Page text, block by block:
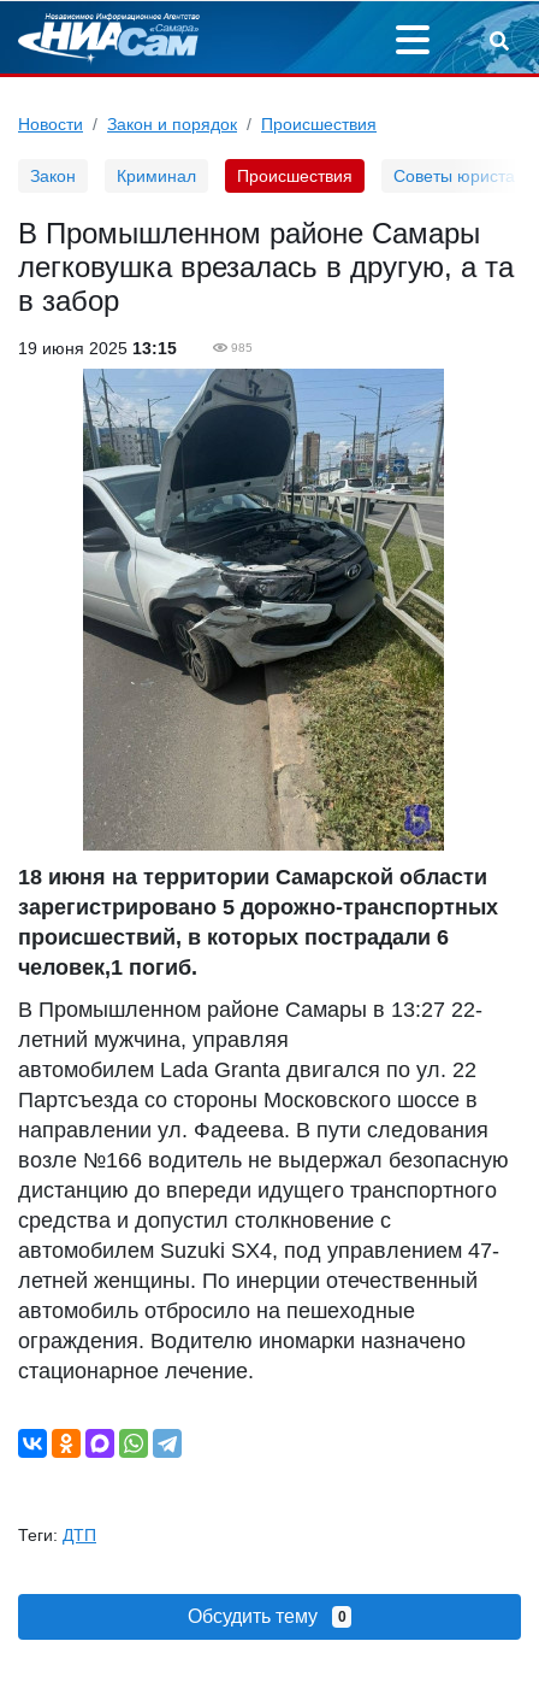
Новости Закон и порядок Происшествия
Закон Криминал Происшествия Советы юриста
В Промышленном районе Самары
легковушка врезалась в другую, а та
в забор
19 июня 2025 13:15 985
18 июня на территории Самарской области
зарегистрировано 5 дорожно-транспортных
происшествий, в которых пострадали 6
человек,1 погиб.
В Промышленном районе Самары в 13:27 22-
летний мужчина, управляя
автомобилем Lada Granta двигался по ул. 22
Партсъезда со стороны Московского шоссе в
направлении ул. Фадеева. В пути следования
возле №166 водитель не выдержал безопасную
дистанцию до впереди идущего транспортного
средства и допустил столкновение с
автомобилем Suzuki SX4, под управлением 47-
летней женщины. По инерции отечественный
автомобиль отбросило на пешеходные
ограждения. Водителю иномарки назначено
стационарное лечение.
Теги: ДТП
Обсудить тему 0